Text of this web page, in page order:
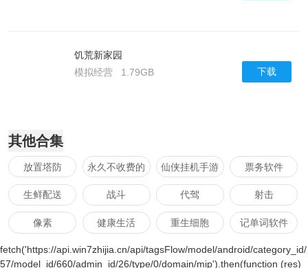
饥荒新家园
模拟经营
1.79GB 下载
其他合集
放置塔防
永久不收费的
视频软件app
仙侠挂机手游 票务软件
生鲜配送 战斗 代驾 射击
像素 健康生活 重生细胞 记单词软件
人生模拟 玄幻仙侠手游 二手交易
类似悟饭游戏
fetch('https://api.win7zhijia.cn/api/tagsFlow/model/android/category_id/
57/model_id/660/admin_id/26/type/0/domain/mip').then(function (res)